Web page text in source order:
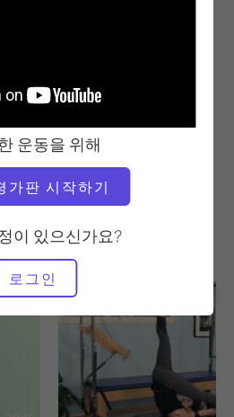
운동을 위해
가판 시작하기
이 있으신가요?
로그인
찾기
트